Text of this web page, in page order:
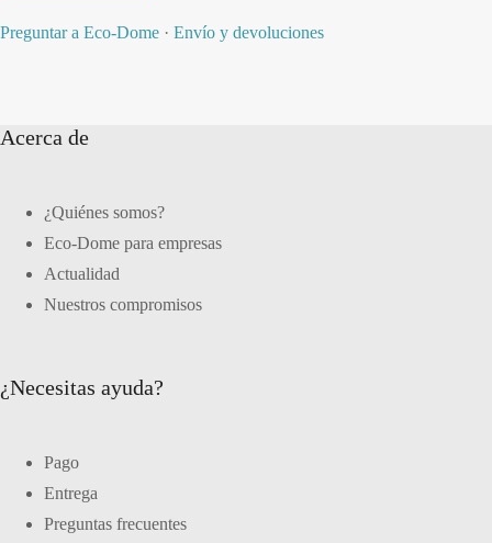
Preguntar a Eco-Dome · Envío y devoluciones
Acerca de
¿Quiénes somos?
Eco-Dome para empresas
Actualidad
Nuestros compromisos
¿Necesitas ayuda?
Pago
Entrega
Preguntas frecuentes